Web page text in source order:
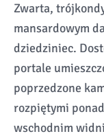
Zwarta,
mansardowym
dziedziniec.
portale
poprzedzone
rozpiętymi
wschodnim